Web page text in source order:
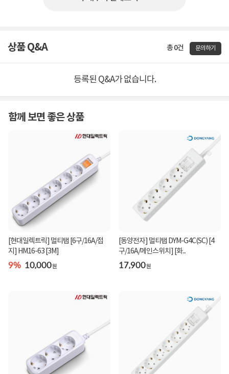
상품 Q&A 총 0건 문의하기
등록된 Q&A가 없습니다.
함께 보면 좋은 상품
[현대일렉트릭] 멀티탭 [6구/16A/접
지] HM16-63 [3M]
9% 10,000원
[동양전자] 멀티탭 DYM-G4C(SC) [4
구/16A/메인스위치] [화...
17,900원